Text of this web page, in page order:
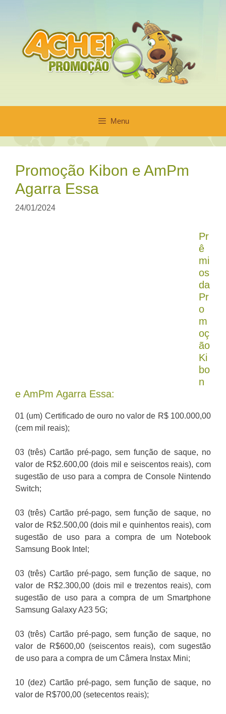
conteúdo
Menu
Promoção Kibon e AmPm
Agarra Essa
24/01/2024
Pr
ê
mi
os
da
Pr
o
m
oç
ão
Ki
bo
n
e AmPm Agarra Essa:
01 (um) Certificado de ouro no valor de R$ 100.000,00
(cem mil reais);
03 (três) Cartão pré-pago, sem função de saque, no
valor de R$2.600,00 (dois mil e seiscentos reais), com
sugestão de uso para a compra de Console Nintendo
Switch;
03 (três) Cartão pré-pago, sem função de saque, no
valor de R$2.500,00 (dois mil e quinhentos reais), com
sugestão de uso para a compra de um Notebook
Samsung Book Intel;
03 (três) Cartão pré-pago, sem função de saque, no
valor de R$2.300,00 (dois mil e trezentos reais), com
sugestão de uso para a compra de um Smartphone
Samsung Galaxy A23 5G;
03 (três) Cartão pré-pago, sem função de saque, no
valor de R$600,00 (seiscentos reais), com sugestão
de uso para a compra de um Câmera Instax Mini;
10 (dez) Cartão pré-pago, sem função de saque, no
valor de R$700,00 (setecentos reais);